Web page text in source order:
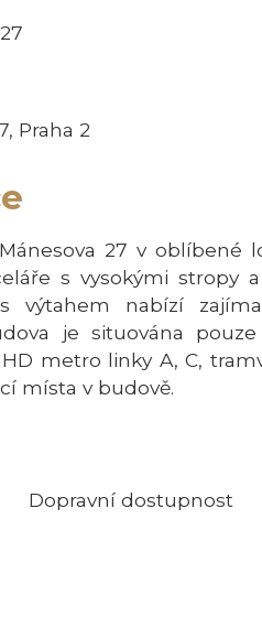
Praha 2
27 v oblíbené
s vysokými stropy
výtahem nabízí
je situována
metro linky A, C,
místa v budově.
Dopravní dostupnost